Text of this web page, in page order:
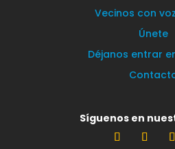
Vecinos con
Únete
Déjanos entrar
Síguenos en